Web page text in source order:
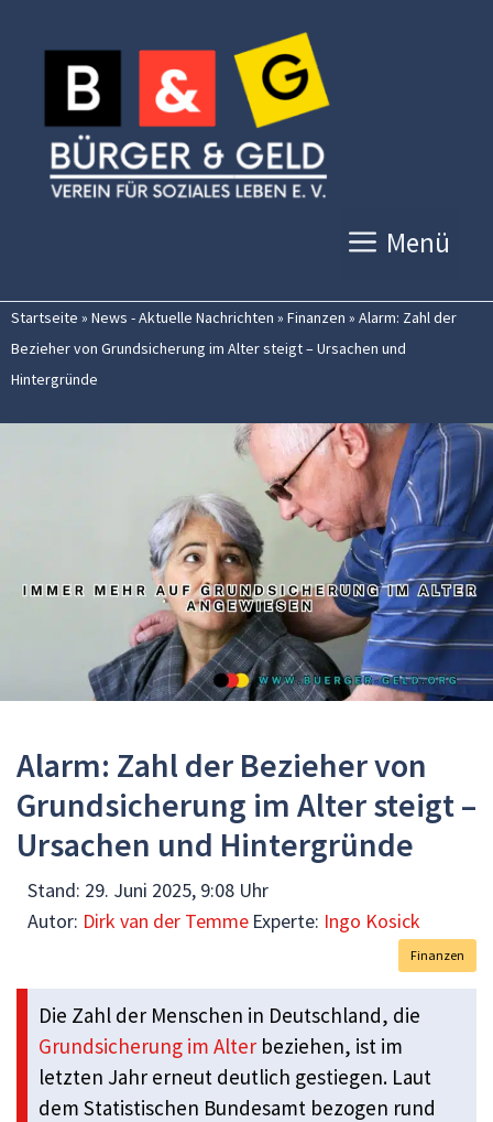
Inhalt
springen
Menü
Startseite » News - Aktuelle Nachrichten » Finanzen » Alarm: Zahl der
Bezieher von Grundsicherung im Alter steigt – Ursachen und
Hintergründe
Alarm: Zahl der Bezieher von
Grundsicherung im Alter steigt –
Ursachen und Hintergründe
Stand: 29. Juni 2025, 9:08 Uhr
Autor: Dirk van der Temme Experte: Ingo Kosick
Finanzen
Die Zahl der Menschen in Deutschland, die
Grundsicherung im Alter beziehen, ist im
letzten Jahr erneut deutlich gestiegen. Laut
dem Statistischen Bundesamt bezogen rund